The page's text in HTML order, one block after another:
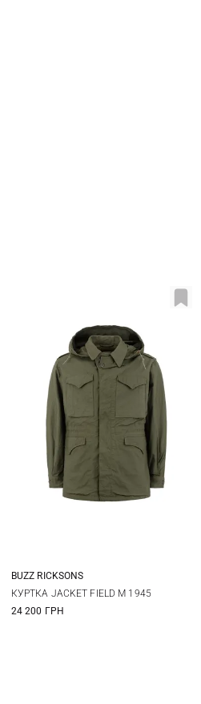
40 42 44
BUZZ RICKSONS
КУРТКА JACKET FIELD M 1945
24 200 ГРН